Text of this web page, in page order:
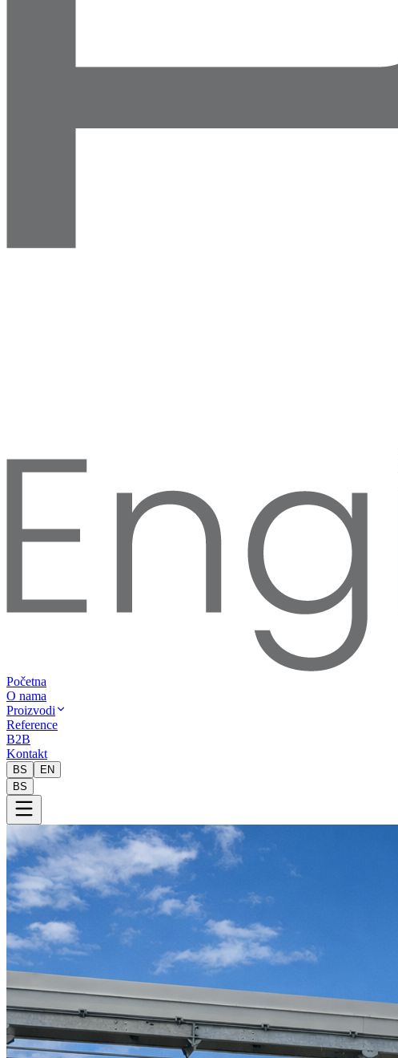
Početna
O nama
Proizvodi
Reference
B2B
Kontakt
BS
EN
BS